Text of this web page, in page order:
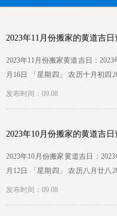
2023年11月份搬家的黄道吉
2023年11月份搬家黄道吉日：
月16日 「星期四」 农历十月初四
年11月20日 …
发布时间：09.08
2023年10月份搬家的黄道吉
2023年10月份搬家黄道吉日：
月12日 「星期四」 农历八月廿八
年10月27日 「…
发布时间：09.08